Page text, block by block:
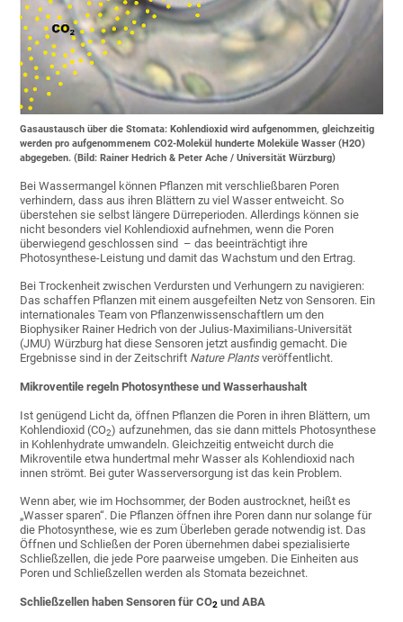
Gasaustausch über die Stomata: Kohlendioxid wird aufgenommen, gleichzeitig
werden pro aufgenommenem CO2-Molekül hunderte Moleküle Wasser (H2O)
abgegeben. (Bild: Rainer Hedrich & Peter Ache / Universität Würzburg)
Bei Wassermangel können Pflanzen mit verschließbaren Poren
verhindern, dass aus ihren Blättern zu viel Wasser entweicht. So
überstehen sie selbst längere Dürreperioden. Allerdings können sie
nicht besonders viel Kohlendioxid aufnehmen, wenn die Poren
überwiegend geschlossen sind – das beeinträchtigt ihre
Photosynthese-Leistung und damit das Wachstum und den Ertrag.
Bei Trockenheit zwischen Verdursten und Verhungern zu navigieren:
Das schaffen Pflanzen mit einem ausgefeilten Netz von Sensoren. Ein
internationales Team von Pflanzenwissenschaftlern um den
Biophysiker Rainer Hedrich von der Julius-Maximilians-Universität
(JMU) Würzburg hat diese Sensoren jetzt ausfindig gemacht. Die
Ergebnisse sind in der Zeitschrift Nature Plantsveröffentlicht.
Mikroventile regeln Photosynthese und Wasserhaushalt
Ist genügend Licht da, öffnen Pflanzen die Poren in ihren Blättern, um
Kohlendioxid (CO2) aufzunehmen, das sie dann mittels Photosynthese
in Kohlenhydrate umwandeln. Gleichzeitig entweicht durch die
Mikroventile etwa hundertmal mehr Wasser als Kohlendioxid nach
innen strömt. Bei guter Wasserversorgung ist das kein Problem.
Wenn aber, wie im Hochsommer, der Boden austrocknet, heißt es
„Wasser sparen“. Die Pflanzen öffnen ihre Poren dann nur solange für
die Photosynthese, wie es zum Überleben gerade notwendig ist. Das
Öffnen und Schließen der Poren übernehmen dabei spezialisierte
Schließzellen, die jede Pore paarweise umgeben. Die Einheiten aus
Poren und Schließzellen werden als Stomata bezeichnet.
Schließzellen haben Sensoren für CO2 und ABA